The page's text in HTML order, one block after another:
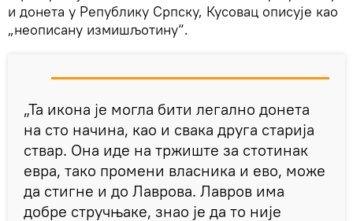
и донета у Републику Српску, Кусовац описује као
„неописану измишљотину“.
„Та икона је могла бити легално донета
на сто начина, као и свака друга старија
ствар. Она иде на тржиште за стотинак
евра, тако промени власника и ево, може
да стигне и до Лаврова. Лавров има
добре стручњаке, знао је да то није